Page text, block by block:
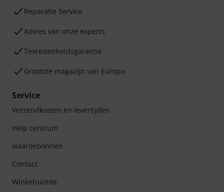
Reparatie Service
Advies van onze experts
Tevredenheidsgarantie
Grootste magazijn van Europa
Service
Verzendkosten en levertijden
Help centrum
waardebonnen
Contact
Winkelruimte